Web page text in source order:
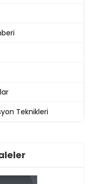
Teknikleri